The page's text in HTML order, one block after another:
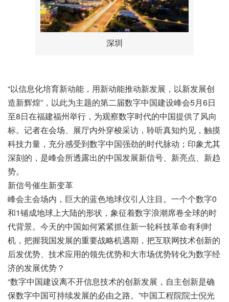
深圳
“以信息化培育新动能，用新动能推动新发展，以新发展创
造新辉煌”，以此为主题的第二届数字中国建设峰会5月6日
至8日在福建福州举行，为观察数字时代的中国提供了风向
标。记者在会场、展厅内外穿梭采访，聆听真知灼见，触摸
科技力量，充分感受到数字中国强劲的时代脉动；印象尤其
深刻的，是峰会所透露出的中国发展新信号、新亮点、新趋
势。
新信号催生新变革
峰会主会场内，巨大的蓝色地球仪引人注目。一个个数字0
和1铺成地球上大陆的形状，象征着数字浪潮席卷全球的时
代背景。今天的中国如何紧紧抓住新一轮科技革命有利时
机，把握我国发展的重要战略机遇期，把互联网技术创新的
后发优势、技术应用的领先优势和大市场优势转化为数字经
济的发展优势？
“数字中国建设离不开信息技术的创新发展，自主创新是确
保数字中国可持续发展的必由之路。”中国工程院院士倪光